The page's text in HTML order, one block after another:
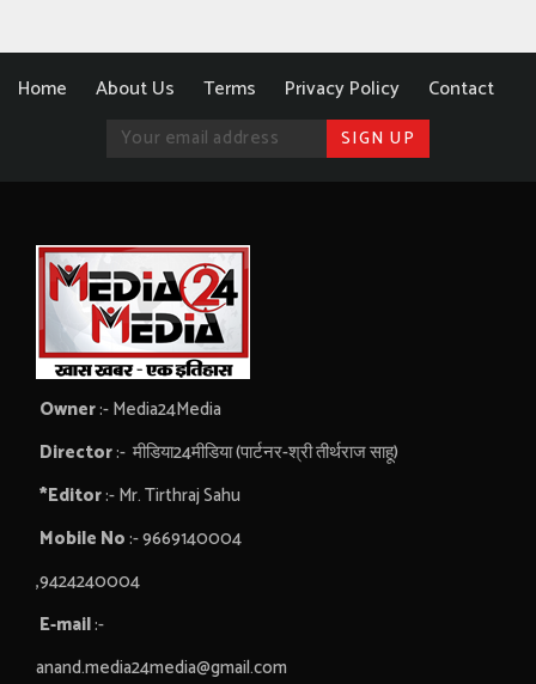
Home About Us Terms Privacy Policy Contact
Owner:- Media24Media
Director:- मीडिया24मीडिया (पार्टनर-श्री तीर्थराज साहू)
*Editor:- Mr. Tirthraj Sahu
Mobile No:- 9669140004
,9424240004
E-mail:-
anand.media24media@gmail.com